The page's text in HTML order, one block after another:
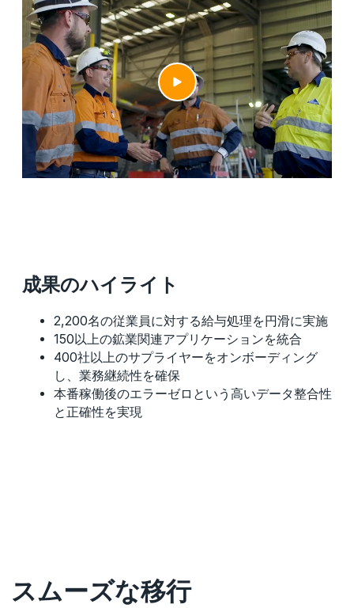
成果のハイライト
2,200名の従業員に対する給与処理を円滑に実施
150以上の鉱業関連アプリケーションを統合
400社以上のサプライヤーをオンボーディング
し、業務継続性を確保
本番稼働後のエラーゼロという高いデータ整合性
と正確性を実現
スムーズな移行